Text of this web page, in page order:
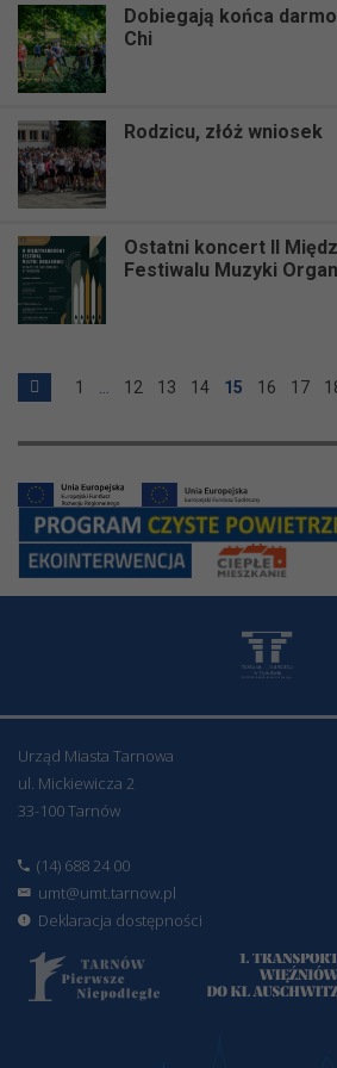
Dobiegają końca
Chi
Rodzicu, złóż wniosek
Ostatni koncert II
Festiwalu Muzyki
1 12 13 14 15 16 17
Urząd Miasta Tarnowa
ul. Mickiewicza 2
33-100 Tarnów
(14) 688 24 00
umt@umt.tarnow.pl
Deklaracja dostępności